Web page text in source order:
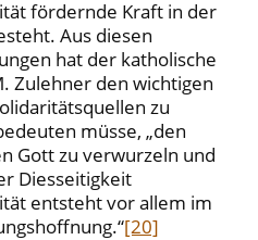
fördernde Kraft in der
Aus diesen
hat der katholische
Zulehner den wichtigen
zu
müsse, „den
Gott zu verwurzeln und
Diesseitigkeit
entsteht vor allem im
[20]